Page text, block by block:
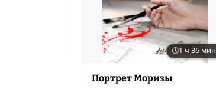
1 ч 36 мин
Портрет Моризы